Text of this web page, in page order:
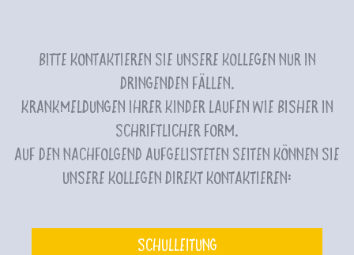
Bitte kontaktieren Sie unsere Kollegen nur in
dringenden Fällen.
Krankmeldungen Ihrer Kinder laufen wie bisher in
schriftlicher Form.
Auf den nachfolgend aufgelisteten Seiten können Sie
unsere Kollegen direkt kontaktieren:
Schulleitung